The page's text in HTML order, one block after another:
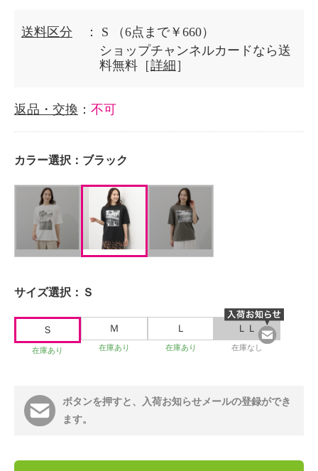
送料区分 ： S
（6点まで￥660）
ショップチャンネルカードなら送
料無料［詳細 ］
返品・交換 ： 不可
カラー選択： ブラック
サイズ選択： Ｓ
Ｓ
在庫あり
Ｍ
在庫あり
Ｌ
在庫あり
ＬＬ
在庫なし
ボタンを押すと、入荷お知らせメールの登録ができ
ます。